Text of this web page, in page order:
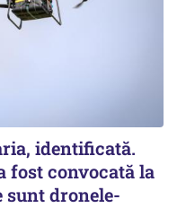
identificată.
fost convocată la
sunt dronele-